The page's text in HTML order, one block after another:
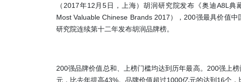
（ 2017年12 月5 日，上海）胡润研究院发布《奥迪A8L 典
Most Valuable Chinese Brands 2017 ）， 200强最具价值中
研究院连续第十二年发布胡润品牌榜。
200强品牌价值总和、上榜门槛均达到历年最高。 200强上
元，比去年提高43%。品牌价值超过1000亿元的达到 16个，